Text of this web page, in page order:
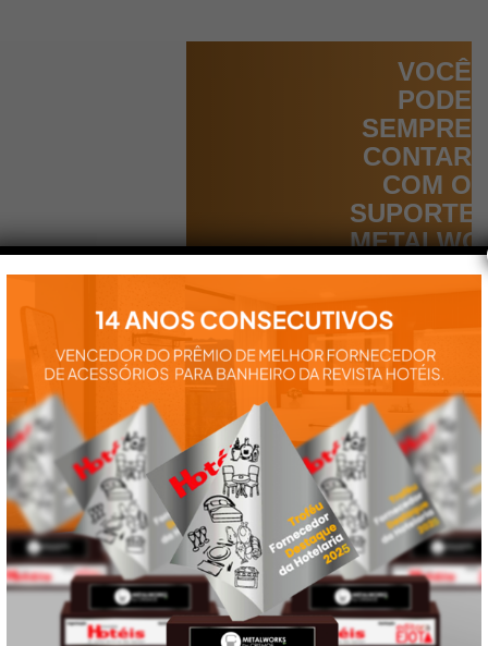
VOCÊ
PODE
SEMPRE
CONTAR
COM O
SUPORTE
utilização de
nossos
produtos:
manuais,
vídeos,
catálogos e
tudo mais que
precisa.
VEJA